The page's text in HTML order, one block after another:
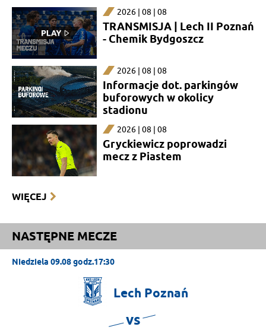
2026 | 08 | 08
TRANSMISJA | Lech II Poznań
- Chemik Bydgoszcz
2026 | 08 | 08
Informacje dot. parkingów
buforowych w okolicy
stadionu
2026 | 08 | 08
Gryckiewicz poprowadzi
mecz z Piastem
WIĘCEJ
NASTĘPNE MECZE
Niedziela 09.08 godz.17:30
Lech Poznań
vs